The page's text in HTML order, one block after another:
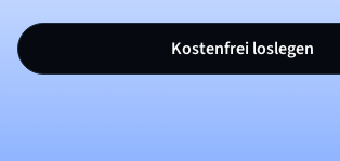
Kostenfrei loslegen